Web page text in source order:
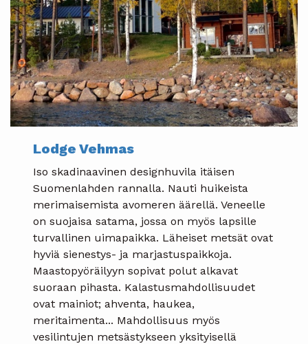
Lodge Vehmas
Iso skadinaavinen designhuvila itäisen
Suomenlahden rannalla. Nauti huikeista
merimaisemista avomeren äärellä. Veneelle
on suojaisa satama, jossa on myös lapsille
turvallinen uimapaikka. Läheiset metsät ovat
hyviä sienestys- ja marjastuspaikkoja.
Maastopyöräilyyn sopivat polut alkavat
suoraan pihasta. Kalastusmahdollisuudet
ovat mainiot; ahventa, haukea,
meritaimenta... Mahdollisuus myös
vesilintujen metsästykseen yksityisellä